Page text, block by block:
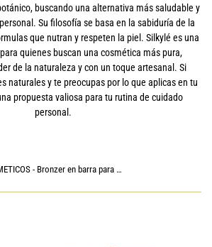
buscando una alternativa más saludable y
Su filosofía se basa en la sabiduría de la
que nutran y respeten la piel. Silkylé es una
quienes buscan una cosmética más pura,
de la naturaleza y con un toque artesanal. Si
naturales y te preocupas por lo que aplicas en tu
propuesta valiosa para tu rutina de cuidado
personal.
▶ TEIA COSMETICOS - Bronzer en barra para contorno hidratante, ingredientes seguros y naturales (Tono Arena)